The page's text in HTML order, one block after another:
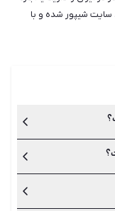
سایت شیپور شده و با
را برای خود بیابید.
امور رهن و اجاره خانه و
تمدید دستی
انجام شود. بهتر